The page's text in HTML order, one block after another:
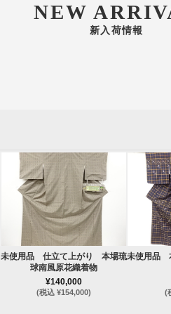
NEW
新入荷情報
未使用品 仕立て上がり 本場琉
球南風原花織着物
¥140,000
(税込 ¥154,000)
未使用品
(